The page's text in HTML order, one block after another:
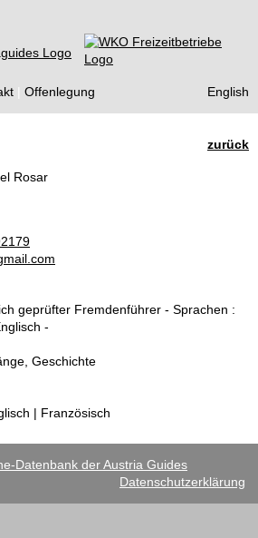
Offenlegung English
zurück
Rosar
geprüfter Fremdenführer - Sprachen :
-
Geschichte
| Französisch
Datenbank der Austria Guides
Datenschutzerklärung